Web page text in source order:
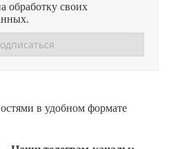
обработку своих
в удобном формате